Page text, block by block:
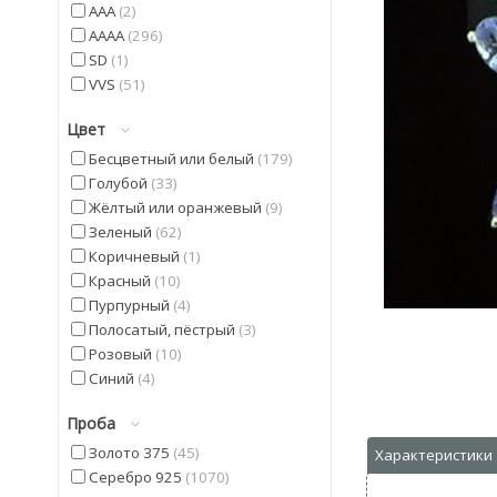
AAA 2
AAAA 296
SD 1
VVS 51
Цвет
Бесцветный или белый 179
Голубой 33
Жёлтый или оранжевый 9
Зеленый 62
Коричневый 1
Красный 10
Пурпурный 4
Полосатый, пёстрый 3
Розовый 10
Синий 4
Черный
Проба
Золото 375 45
Серебро 925 1070